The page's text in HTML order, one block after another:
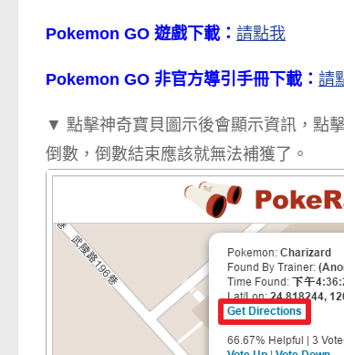
Pokemon GO 遊戲下載： 請點我
Pokemon GO 非官方導引手冊下載： 請
▼ 點擊神奇寶貝圖示後會顯示資訊，點
倒數，倒數結束應該就無法補獲了。